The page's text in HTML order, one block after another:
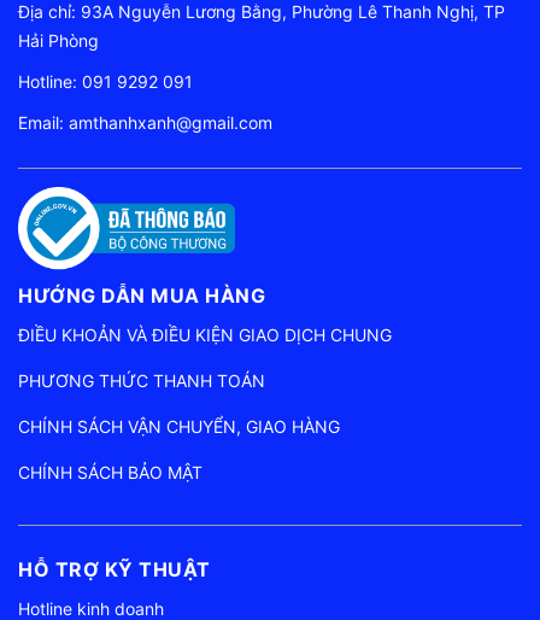
Địa chỉ: 93A Nguyễn Lương Bằng, Phường Lê Thanh Nghị, TP
Hải Phòng
Hotline: 091 9292 091
Email: amthanhxanh@gmail.com
HƯỚNG DẪN MUA HÀNG
ĐIỀU KHOẢN VÀ ĐIỀU KIỆN GIAO DỊCH CHUNG
PHƯƠNG THỨC THANH TOÁN
CHÍNH SÁCH VẬN CHUYỂN, GIAO HÀNG
CHÍNH SÁCH BẢO MẬT
HỖ TRỢ KỸ THUẬT
Hotline kinh doanh